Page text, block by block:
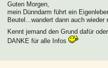
Guten Morgen,
mein Dünndarm führt ein
Beutel...wandert dann auch
Kennt jemand den Grund dafür
DANKE für alle Infos